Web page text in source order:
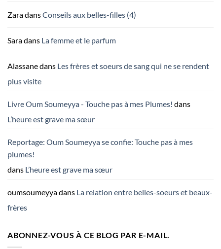
ZaradansConseils aux belles-filles (4)
Saradans La femme et le parfum
Alassanedans Les frères et soeurs de sang qui ne se rendent
plus visite
Livre Oum Soumeyya - Touche pas à mes Plumes! dans
L’heure est grave ma sœur
Reportage: Oum Soumeyya se confie: Touche pas à mes
plumes!
dans L’heure est grave ma sœur
oumsoumeyyadans La relation entre belles-soeurs et beaux-
frères
ABONNEZ-VOUS À CE BLOG PAR E-MAIL.